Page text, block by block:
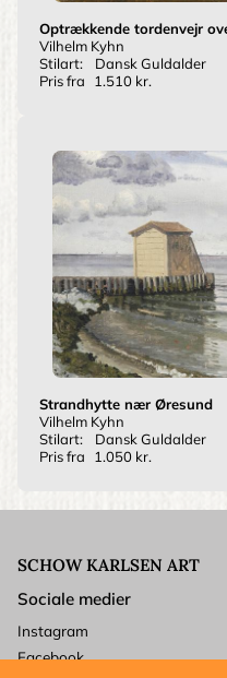
Optrækkende tordenvejr
Vilhelm Kyhn
Stilart:
Dansk Guldalder
Pris fra
1.510 kr.
Strandhytte nær Øresund
Vilhelm Kyhn
Stilart:
Dansk Guldalder
Pris fra
1.050 kr.
SCHOW KARLSEN ART
Sociale medier
Instagram
Facebook